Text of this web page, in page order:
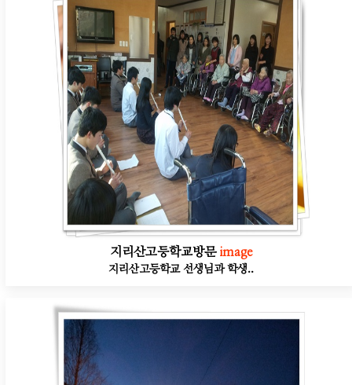
지리산고등학교방문 image
지리산고등학교 선생님과 학생..